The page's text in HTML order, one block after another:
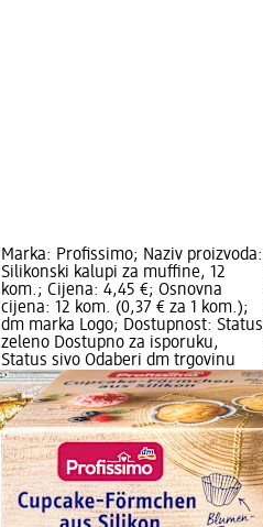
Marka: Profissimo; Naziv proizvoda:
Silikonski kalupi za muffine, 12
kom.; Cijena: 4,45 €; Osnovna
cijena: 12 kom. (0,37 € za 1 kom.);
dm marka Logo; Dostupnost: Status
zeleno Dostupno za isporuku,
Status sivo Odaberi dm trgovinu